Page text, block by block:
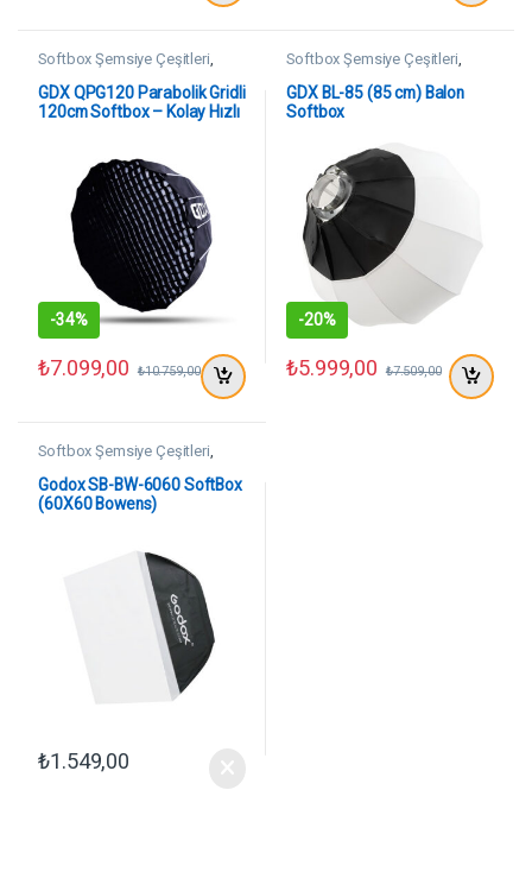
Softbox Şemsiye Çeşitleri,
GDX QPG120 Parabolik Gridli
120cm Softbox – Kolay Hızlı
-34%
₺7.099,00 ₺10.759,00
Softbox Şemsiye Çeşitleri,
GDX BL-85 (85 cm) Balon
Softbox
-20%
₺5.999,00 ₺7.509,00
Softbox Şemsiye Çeşitleri,
Godox SB-BW-6060 SoftBox
(60X60 Bowens)
₺1.549,00